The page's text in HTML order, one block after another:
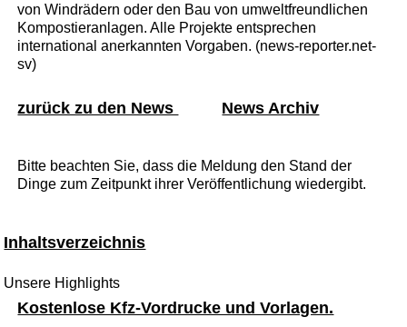
von Windrädern oder den Bau von umweltfreundlichen
Kompostieranlagen. Alle Projekte entsprechen
international anerkannten Vorgaben. (news-reporter.net-
sv)
zurück zu den News News Archiv
Bitte beachten Sie, dass die Meldung den Stand der
Dinge zum Zeitpunkt ihrer Veröffentlichung wiedergibt.
Inhaltsverzeichnis
Unsere Highlights
Kostenlose Kfz-Vordrucke und Vorlagen.